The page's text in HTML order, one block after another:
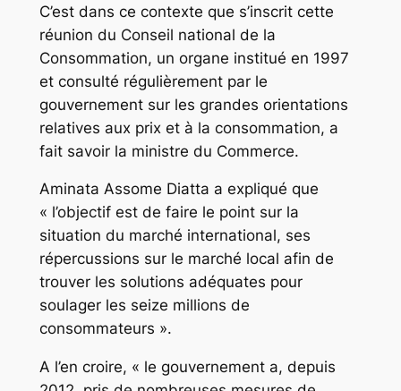
C’est dans ce contexte que s’inscrit cette
réunion du Conseil national de la
Consommation, un organe institué en 1997
et consulté régulièrement par le
gouvernement sur les grandes orientations
relatives aux prix et à la consommation, a
fait savoir la ministre du Commerce.
Aminata Assome Diatta a expliqué que
« l’objectif est de faire le point sur la
situation du marché international, ses
répercussions sur le marché local afin de
trouver les solutions adéquates pour
soulager les seize millions de
consommateurs ».
A l’en croire, « le gouvernement a, depuis